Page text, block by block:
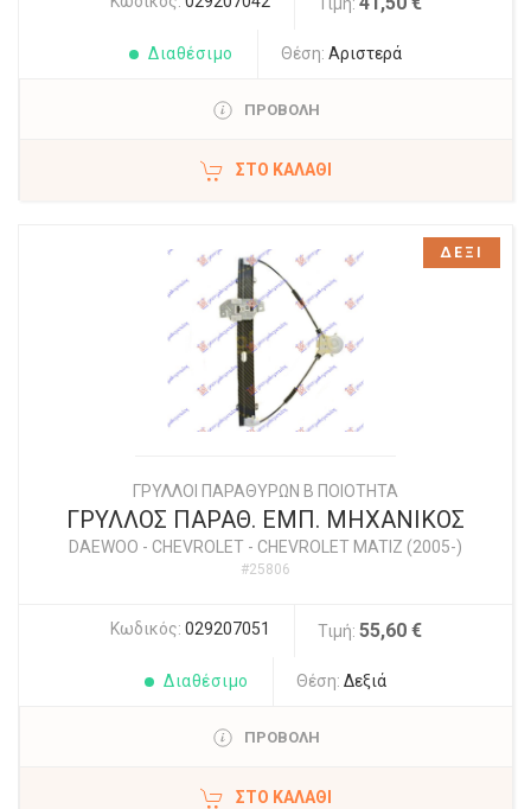
Τιμή:
Διαθέσιμο Θέση: Αριστερά
ΠΡΟΒΟΛΗ
ΣΤΟ ΚΑΛΆΘΙ
ΓΡΥΛΛΟΙ ΠΑΡΑΘΥΡΩΝ Β ΠΟΙΟΤΗΤΑ
ΓΡΥΛΛΟΣ ΠΑΡΑΘ. ΕΜΠ. ΜΗΧΑΝΙΚΟΣ
DAEWOO - CHEVROLET - CHEVROLET MATIZ (2005-)
#25806
Κωδικός: 029207051 Τιμή: 55,60 €
Διαθέσιμο Θέση: Δεξιά
ΠΡΟΒΟΛΗ
ΣΤΟ ΚΑΛΆΘΙ
ΔΕΞΙ